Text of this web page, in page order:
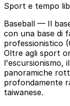
Sport e tempo
Baseball — Il
con una base di
professionistico
Oltre agli sport
l'escursionismo,
panoramiche
profondamente
taiwanese.